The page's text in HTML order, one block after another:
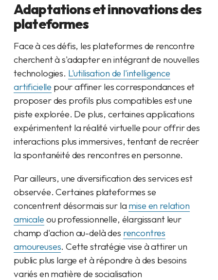
Adaptations et innovations des
plateformes
Face à ces défis, les plateformes de rencontre
cherchent à s'adapter en intégrant de nouvelles
technologies. L'utilisation de l'intelligence
artificielle pour affiner les correspondances et
proposer des profils plus compatibles est une
piste explorée. De plus, certaines applications
expérimentent la réalité virtuelle pour offrir des
interactions plus immersives, tentant de recréer
la spontanéité des rencontres en personne.
Par ailleurs, une diversification des services est
observée. Certaines plateformes se
concentrent désormais sur la mise en relation
amicale ou professionnelle, élargissant leur
champ d'action au-delà des rencontres
amoureuses. Cette stratégie vise à attirer un
public plus large et à répondre à des besoins
variés en matière de socialisation